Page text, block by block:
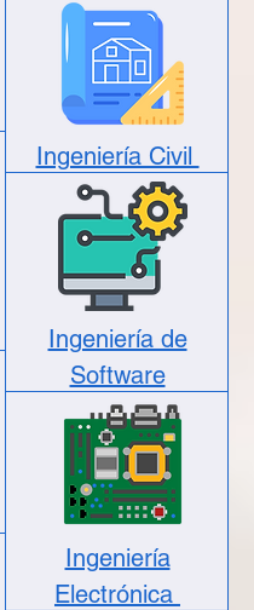
Ingeniería Civil
Ingeniería de
Software
Ingeniería
Electrónica